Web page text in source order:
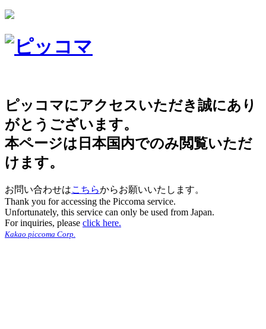
ピッコマにアクセスいただき誠にあり
がとうございます。
本ページは日本国内でのみ閲覧いただ
けます。
お問い合わせはこちらからお願いいたします。
Thank you for accessing the Piccoma service.
Unfortunately, this service can only be used from Japan.
For inquiries, please click here.
Kakao piccoma Corp.